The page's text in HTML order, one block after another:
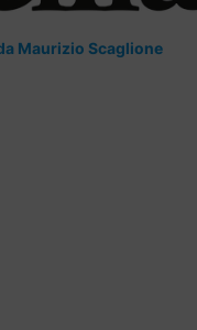
Maurizio Scaglione